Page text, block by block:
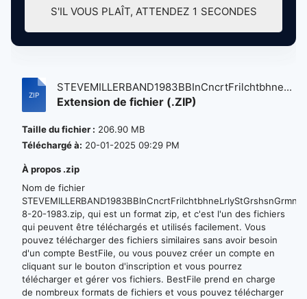
S'IL VOUS PLAÎT, ATTENDEZ 1 SECONDES
STEVEMILLERBAND1983BBInCncrtFrilchtbhne...
Extension de fichier (.ZIP)
Taille du fichier : 206.90 MB
Téléchargé à: 20-01-2025 09:29 PM
À propos .zip
Nom de fichier
STEVEMILLERBAND1983BBInCncrtFrilchtbhneLrlyStGrshsnGrmny,
8-20-1983.zip, qui est un format zip, et c'est l'un des fichiers
qui peuvent être téléchargés et utilisés facilement. Vous
pouvez télécharger des fichiers similaires sans avoir besoin
d'un compte BestFile, ou vous pouvez créer un compte en
cliquant sur le bouton d'inscription et vous pourrez
télécharger et gérer vos fichiers. BestFile prend en charge
de nombreux formats de fichiers et vous pouvez télécharger